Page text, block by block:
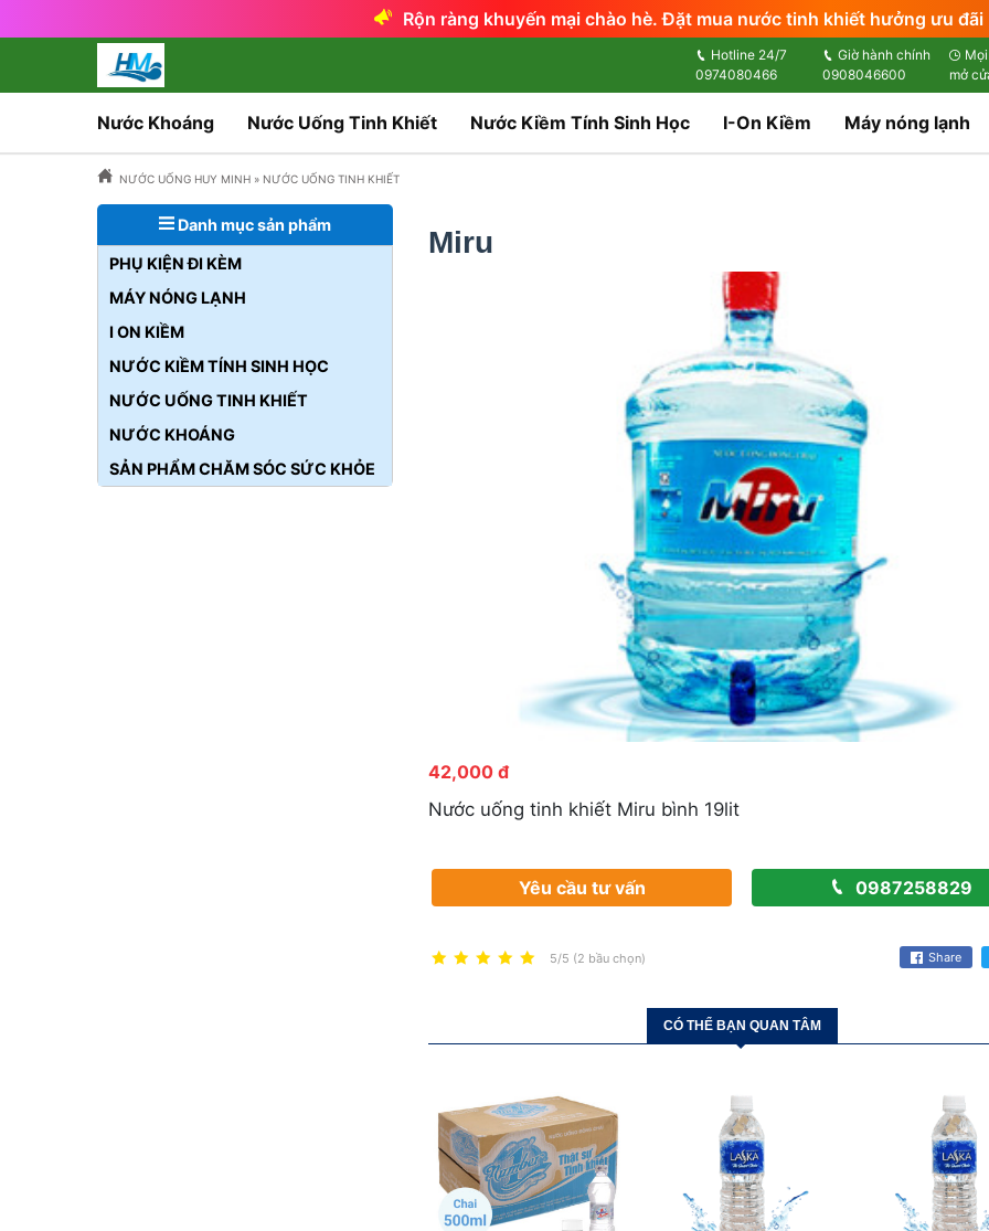
Rộn ràng khuyến mại chào hè. Đặt mua nước tinh khiết hưởng ưu
Hotline 24/7
0974080466
Giờ hành chính
0908046600
mở
Nước Khoáng Nước Uống Tinh Khiết Nước Kiềm Tính Sinh Học I-On Kiềm Máy nóng lạnh
NƯỚC UỐNG HUY MINH » NƯỚC UỐNG TINH KHIẾT
Danh mục sản phẩm
PHỤ KIỆN ĐI KÈM
MÁY NÓNG LẠNH
I ON KIỀM
NƯỚC KIỀM TÍNH SINH HỌC
NƯỚC UỐNG TINH KHIẾT
NƯỚC KHOÁNG
SẢN PHẨM CHĂM SÓC SỨC KHỎE
Miru
42,000 đ
Nước uống tinh khiết Miru bình 19lit
Yêu cầu tư vấn 0987258829
5/5 (2 bầu chọn) Share
CÓ THỂ BẠN QUAN TÂM